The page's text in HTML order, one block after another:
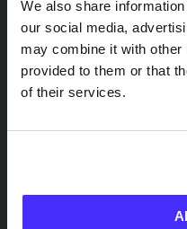
We also share
our social media,
may combine it with other
provided to them or that
of their services.